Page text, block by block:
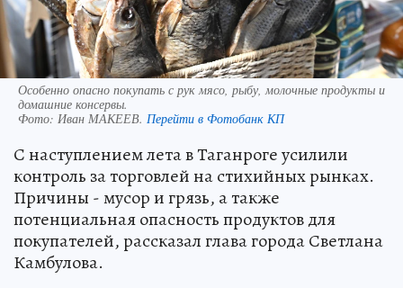
Особенно опасно покупать с рук мясо, рыбу, молочные продукты и
домашние консервы.
Фото: Иван МАКЕЕВ. Перейти в Фотобанк КП
С наступлением лета в Таганроге усилили
контроль за торговлей на стихийных рынках.
Причины - мусор и грязь, а также
потенциальная опасность продуктов для
покупателей, рассказал глава города Светлана
Камбулова.